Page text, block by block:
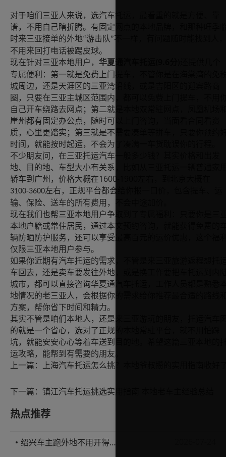
对于咱们三亚人来说，选汽车托运，最看重的就是方便、靠
谱，不用自己瞎折腾。有固定网点的本地品牌，和那种旺季
时来三亚接单的外地“游击队”不一样，有问题随时能找到人
不用来回打电话被踢皮球。
现在针对三亚本地用户， 华夏通汽车托运
专属便利：第一就是免费上门提车，不管你是在海棠湾的免
城周边，还是天涯区的三亚湾沿线，或是吉阳区的迎宾路商
圈，只要在三亚主城区范围内，都可以免费上门提车，不用
自己开车绕路去网点；第二就是本地双常驻网点，凤凰机场
崖州都有固定办公点，随时可以上门咨询，当面看合同看资
质，心里更踏实；第三就是不需要凑单等拼车，只要你预约
时间，就能按时起运，不会为了凑满一车货耽误你的行程。
不少朋友问，在三亚托运汽车一般多少钱？其实价格和出发
地、目的地、车型大小有关系，比如从三亚托运一辆普通家
轿车到广州，价格大概在1600-1900
3100-3600左右，正规平台都会给你报一口价，包含提车、运
输、保险、送车的所有费用，不会中途加价。
现在我们也帮三亚本地用户争取到了专属福利：只要你是三
本地户籍或常住居民，通过本文预约咨询，就能获得免费的
辆防晒防护服务，还可以享受最高百元的运价优惠，这个福
仅限三亚本地用户参与。
如果你近期有汽车托运的需求，不管是来三亚旅游返程想托
车回去，还是卖车要发往外地，或是换工作要把车托运到内
城市，都可以直接咨询华夏通汽车托运，工作人员都是熟悉
地情况的老三亚人，会根据你的需求给你推荐最合适的路线
方案，帮你省下时间和精力。
其实不管是咱们本地人，还是来三亚游玩的朋友，托运汽车
的就是一个省心，选对了正规的本地常驻平台，就不用怕踩
坑，就能安安心心等着车送到目的地。希望这篇三亚本地的
运攻略，能帮到有需要的朋友。
上一篇： 上海汽车托运怎么挑？本地爷叔攒的实用指南收好
下一篇： 镇江汽车托运挑选实用指南 本地老车主经验总结
热点推荐
绍兴车主跑外地不用开得累？这份汽车托运实用指南收好不亏